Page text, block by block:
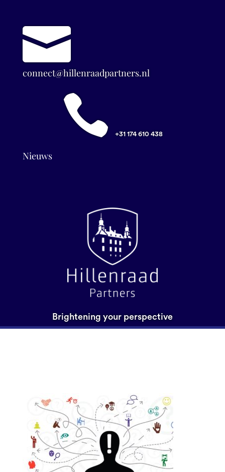

connect@hillenraadpartners.nl
 +31 174 610 438
Nieuws
Brightening your perspective